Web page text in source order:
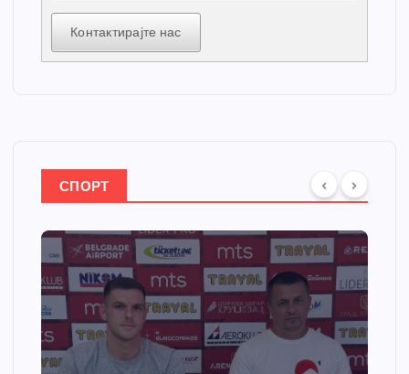
Контактирајте нас
СПОРТ